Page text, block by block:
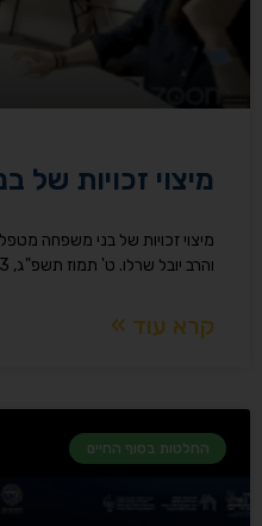
מיצוי זכויות
מיצוי זכויות של בני משפחה
והרב יובל שרלו. ט' תמוז תשפ"ג, 28.6.2023
קרא עוד »
החלטות בסוף החיים